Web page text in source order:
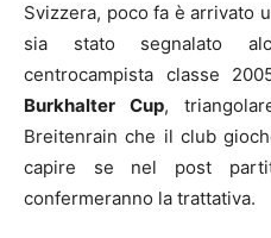
Svizzera, poco fa è arrivato
sia stato segnalato
centrocampista classe
Burkhalter
Cup,
Breitenrain che il club
capire se nel post
confermeranno la trattativa.